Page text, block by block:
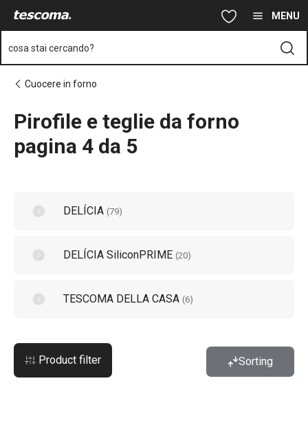
Vai al contenuto principale MENU
cosa stai cercando?
Cuocere in forno
Pirofile e teglie da forno
pagina 4 da 5
DELÍCIA (79)
DELÍCIA SiliconPRIME (20)
TESCOMA DELLA CASA (6)
Product filter Sorting